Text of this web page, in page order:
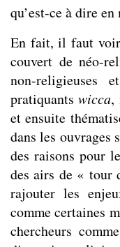
qu’est-ce à dire
En fait, il faut voir
couvert de néo-
non-religieuses
pratiquantswicca,
et ensuite
dans les ouvrages
des raisons pour
des airs de « tour
rajouter les
comme certaines
chercheurs